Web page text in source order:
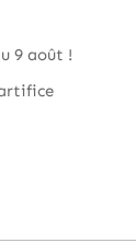
9 août !